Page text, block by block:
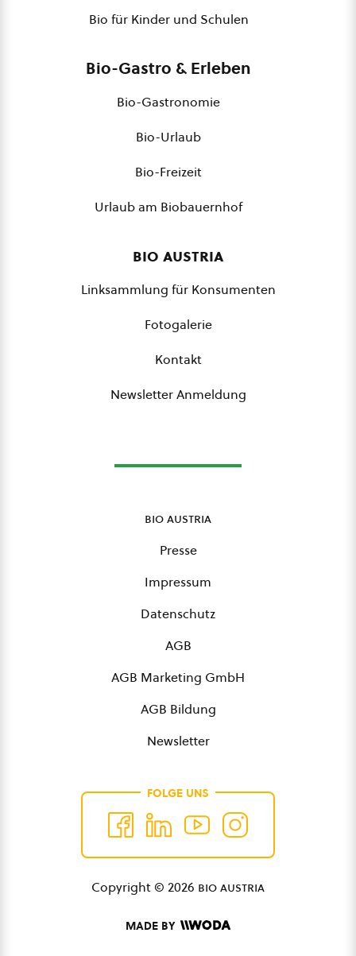
Bio für Kinder und Schulen
Bio-Gastro & Erleben
Bio-Gastronomie
Bio-Urlaub
Bio-Freizeit
Urlaub am Biobauernhof
bio austria
Linksammlung für Konsumenten
Fotogalerie
Kontakt
Newsletter Anmeldung
bio austria
Presse
Impressum
Datenschutz
AGB
AGB Marketing GmbH
AGB Bildung
Newsletter
FOLGE UNS
Copyright © 2026 bio austria
MADE BY